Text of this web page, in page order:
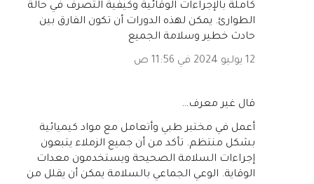
كاملة بالإجراءات الوقائية وكيفية التصرف في حالة
الطوارئ. يمكن لهذه الدورات أن تكون الفارق بين
حادث خطير وسلامة الجميع
12 يوليو 2024 في 11:56 ص
‏قال غير معرف…
أعمل في مختبر طبي وأتعامل مع مواد كيميائية
بشكل منتظم. تأكد من أن جميع الزملاء يتبعون
إجراءات السلامة الصحيحة ويستخدمون معدات
الوقاية. الوعي الجماعي بالسلامة يمكن أن يقلل من